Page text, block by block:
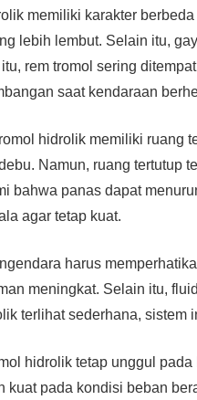
memiliki karakter
lebih lembut. Selain itu,
rem tromol sering
saat kendaraan
hidrolik memiliki ruang
Namun, ruang tertutup
bahwa panas dapat
agar tetap kuat.
harus
meningkat. Selain itu,
terlihat sederhana, sistem
hidrolik tetap unggul
kuat pada kondisi beban